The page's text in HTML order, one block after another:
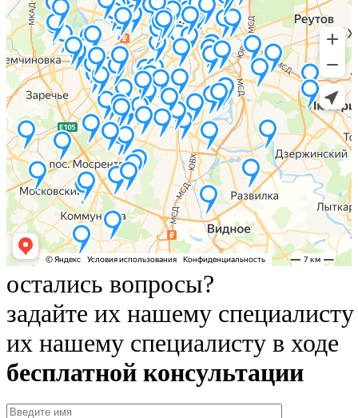
остались вопросы?
задайте их нашему
их нашему специалисту в ходе
бесплатной консультации